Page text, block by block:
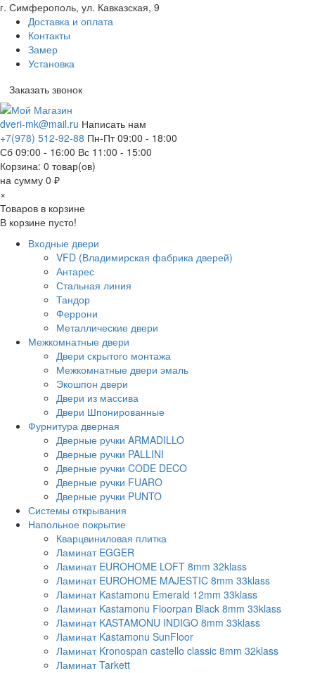
г. Симферополь, ул. Кавказская, 9
Доставка и оплата
Контакты
Замер
Установка
Заказать звонок
dveri-mk@mail.ru Написать нам
+7(978) 512-92-88 Пн-Пт 09:00 - 18:00
Сб 09:00 - 16:00 Вс 11:00 - 15:00
Корзина: 0 товар(ов)
на сумму 0 ₽
×
Товаров в корзине
В корзине пусто!
Входные двери
VFD (Владимирская фабрика дверей)
Антарес
Стальная линия
Тандор
Феррони
Металлические двери
Межкомнатные двери
Двери скрытого монтажа
Межкомнатные двери эмаль
Экошпон двери
Двери из массива
Двери Шпонированные
Фурнитура дверная
Дверные ручки ARMADILLO
Дверные ручки PALLINI
Дверные ручки CODE DECO
Дверные ручки FUARO
Дверные ручки PUNTO
Системы открывания
Напольное покрытие
Кварцвиниловая плитка
Ламинат EGGER
Ламинат EUROHOME LOFT 8mm 32klass
Ламинат EUROHOME MAJESTIC 8mm 33klass
Ламинат Kastamonu Emerald 12mm 33klass
Ламинат Kastamonu Floorpan Black 8mm 33klass
Ламинат KASTAMONU INDIGO 8mm 33klass
Ламинат Kastamonu SunFloor
Ламинат Kronospan castello classic 8mm 32klass
Ламинат Tarkett